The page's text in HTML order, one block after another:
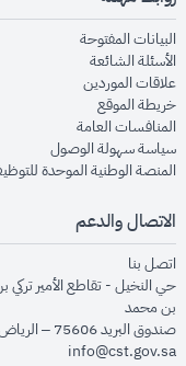
البيانات المفتوحةwindow
الأسئلة الشائعةnew window
علاقات الموردينwindow
خريطة الموقعnew window
المنافسات العامةwindow
سياسة سهولة الوصول
المنصة الوطنية الموحدة
الاتصال والدعم
اتصل بنا
حي النخيل - تقاطع الأمير تركي
بن محمد
صندوق البريد 75606 – الرياض 11588
info@cst.gov.sa